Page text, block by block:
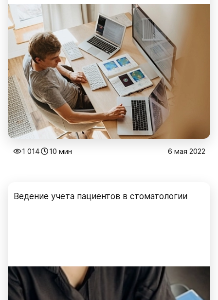
1 014 10 мин 6 мая 2022
Ведение учета пациентов в стоматологии